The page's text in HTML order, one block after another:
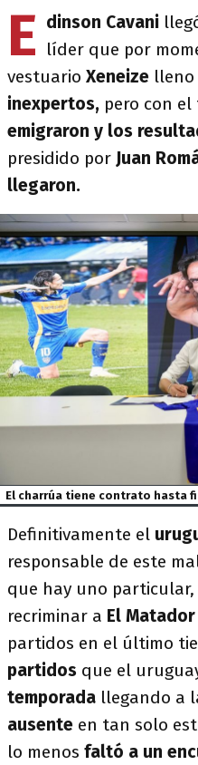
E dinson Cavani
líder que por
vestuario Xeneize lleno
inexpertos, pero con el
emigraron y los
presidido por Juan
llegaron.
El charrúa tiene contrato hasta
Definitivamente el
responsable de este
que hay uno particular,
recriminar a El Matador
partidos en el último
partidos que el
temporada llegando a
ausente en tan solo
lo menos faltó a un